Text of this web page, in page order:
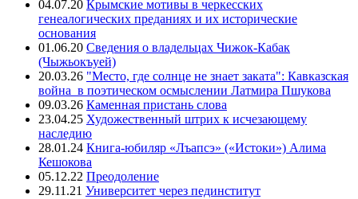
04.07.20 Крымские мотивы в черкесских
генеалогических преданиях и их исторические
основания
01.06.20 Сведения о владельцах Чижок-Кабак
(Чыжьокъуей)
20.03.26 "Место, где солнце не знает заката": Кавказская
война в поэтическом осмыслении Латмира Пшукова
09.03.26 Каменная пристань слова
23.04.25 Художественный штрих к исчезающему
наследию
28.01.24 Книга-юбиляр «Лъапсэ» («Истоки») Алима
Кешокова
05.12.22 Преодоление
29.11.21 Университет через пединститут